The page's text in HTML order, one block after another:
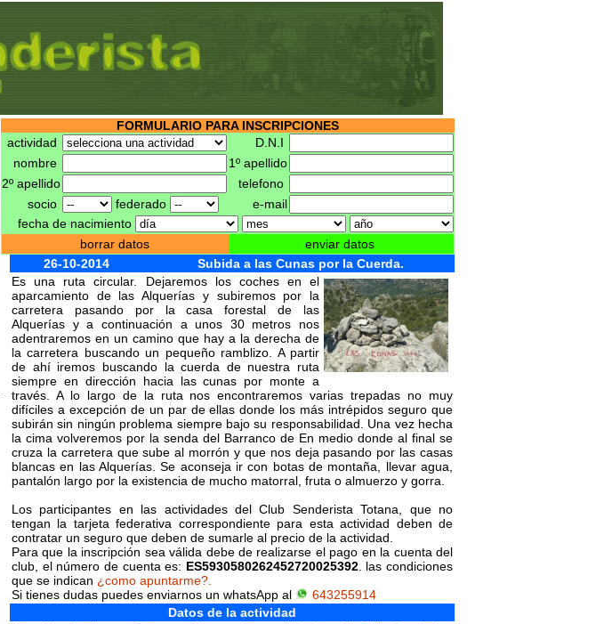
FORMULARIO PARA INSCRIPCIONES
actividad
D.N.I
nombre
1º apellido
2º apellido
telefono
socio
federado
e-mail
fecha de nacimiento
borrar datos
enviar datos
26-10-2014
Subida a las Cunas por la Cuerda.
Es una ruta circular. Dejaremos los coches en el
aparcamiento de las Alquerías y subiremos por la
carretera pasando por la casa forestal de las
Alquerías y a continuación a unos 30 metros nos
adentraremos en un camino que hay a la derecha de
la carretera buscando un pequeño ramblizo. A partir
de ahí iremos buscando la cuerda de nuestra ruta
siempre en dirección hacia las cunas por monte a
través. A lo largo de la ruta nos encontraremos varias trepadas no muy
difíciles a excepción de un par de ellas donde los más intrépidos seguro que
subirán sin ningún problema siempre bajo su responsabilidad. Una vez hecha
la cima volveremos por la senda del Barranco de En medio donde al final se
cruza la carretera que sube al morrón y que nos deja pasando por las casas
blancas en las Alquerías. Se aconseja ir con botas de montaña, llevar agua,
pantalón largo por la existencia de mucho matorral, fruta o almuerzo y gorra.
Los participantes en las actividades del Club Senderista Totana, que no
tengan la tarjeta federativa correspondiente para esta actividad deben de
contratar un seguro que deben de sumarle al precio de la actividad.
Para que la inscripción sea válida debe de realizarse el pago en la cuenta del
club, el número de cuenta es: ES5930580262452720025392. las condiciones
que se indican ¿como apuntarme?.
Si tienes dudas puedes enviarnos un whatsApp al
643255914
Datos de la actividad